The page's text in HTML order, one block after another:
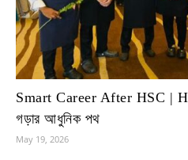
Smart Career After HSC |
গড়ার আধুনিক পথ
May 19, 2026